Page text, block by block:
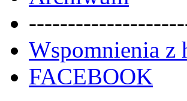
Wspomnienia z
FACEBOOK